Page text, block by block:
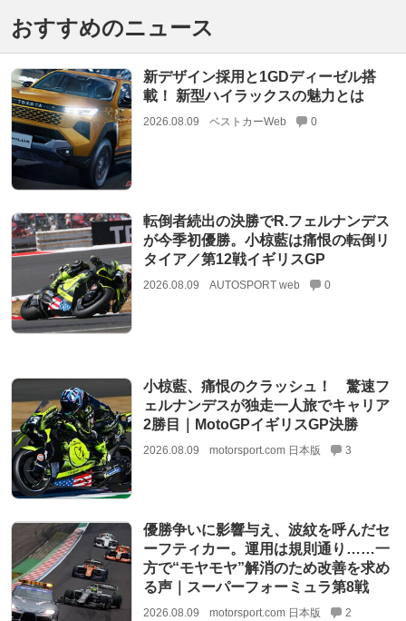
おすすめのニュース
新デザイン採用と1GDディーゼル搭
載！ 新型ハイラックスの魅力とは
2026.08.09 ベストカーWeb 0
転倒者続出の決勝でR.フェルナンデス
が今季初優勝。小椋藍は痛恨の転倒リ
タイア／第12戦イギリスGP
2026.08.09 AUTOSPORT web 0
小椋藍、痛恨のクラッシュ！ 驚速フ
ェルナンデスが独走一人旅でキャリア
2勝目｜MotoGPイギリスGP決勝
2026.08.09 motorsport.com 日本版 3
優勝争いに影響与え、波紋を呼んだセ
ーフティカー。運用は規則通り……一
方で“モヤモヤ”解消のため改善を求め
る声｜スーパーフォーミュラ第8戦
2026.08.09 motorsport.com 日本版 2